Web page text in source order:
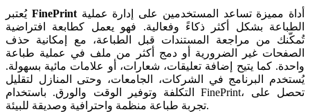
يُعتبر FinePrintأداة مميزة تساعد المستخدمين على إدارة عملية
الطباعة بشكل أكثر ذكاءً وفعالية. فهو يعمل كطابعة افتراضية
تُمكّنك من مراجعة المستندات قبل الطباعة، مع إمكانية حذف
الصفحات غير الضرورية أو دمج أكثر من ملف في عملية طباعة
واحدة. كما يتيح إضافة تعليقات، شعارات، أو علامات مائية بسهولة.
يُستخدم البرنامج في الشركات، الجامعات، وحتى المنازل لتقليل
التكلفة وتوفير الوقت والورق. باستخدام FinePrint، تحصل على
تجربة طباعة منظمة واحترافية وصديقة للبيئة.